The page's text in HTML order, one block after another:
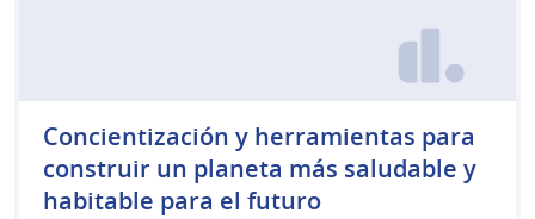
Concientización y herramientas para
construir un planeta más saludable y
habitable para el futuro